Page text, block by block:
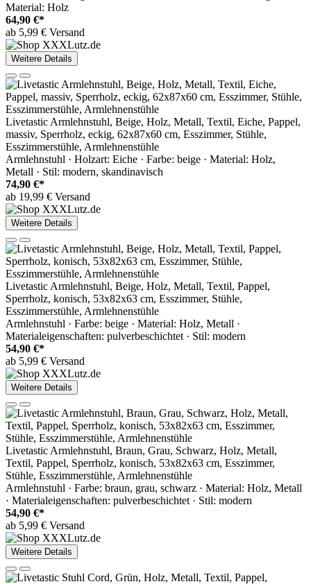
Material: Holz
64,90 €*
ab 5,99 € Versand
Weitere Details
Livetastic Armlehnstuhl, Beige, Holz, Metall, Textil, Eiche, Pappel,
massiv, Sperrholz, eckig, 62x87x60 cm, Esszimmer, Stühle,
Esszimmerstühle, Armlehnenstühle
Armlehnstuhl · Holzart: Eiche · Farbe: beige · Material: Holz,
Metall · Stil: modern, skandinavisch
74,90 €*
ab 19,99 € Versand
Weitere Details
Livetastic Armlehnstuhl, Beige, Holz, Metall, Textil, Pappel,
Sperrholz, konisch, 53x82x63 cm, Esszimmer, Stühle,
Esszimmerstühle, Armlehnenstühle
Armlehnstuhl · Farbe: beige · Material: Holz, Metall ·
Materialeigenschaften: pulverbeschichtet · Stil: modern
54,90 €*
ab 5,99 € Versand
Weitere Details
Livetastic Armlehnstuhl, Braun, Grau, Schwarz, Holz, Metall,
Textil, Pappel, Sperrholz, konisch, 53x82x63 cm, Esszimmer,
Stühle, Esszimmerstühle, Armlehnenstühle
Armlehnstuhl · Farbe: braun, grau, schwarz · Material: Holz, Metall
· Materialeigenschaften: pulverbeschichtet · Stil: modern
54,90 €*
ab 5,99 € Versand
Weitere Details